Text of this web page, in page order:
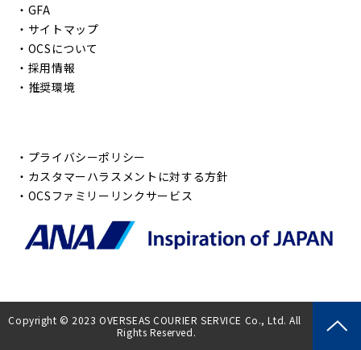
・ GFA
・ サイトマップ
・ OCSについて
・ 採用情報
・ 推奨環境
・ プライバシーポリシー
・ カスタマーハラスメントに対する方針
・ OCSファミリーリンクサービス
Copyright © 2023 OVERSEAS COURIER SERVICE Co., Ltd. All
Rights Reserved.